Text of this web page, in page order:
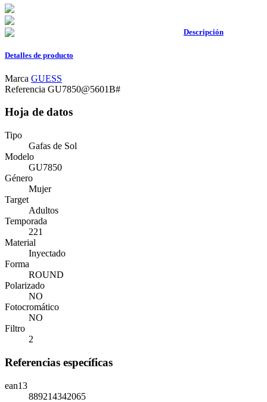
Descripción
Detalles de producto
Marca GUESS
Referencia GU7850@5601B#
Hoja de datos
Tipo
Gafas de Sol
Modelo
GU7850
Género
Mujer
Target
Adultos
Temporada
221
Material
Inyectado
Forma
ROUND
Polarizado
NO
Fotocromático
NO
Filtro
2
Referencias específicas
ean13
889214342065